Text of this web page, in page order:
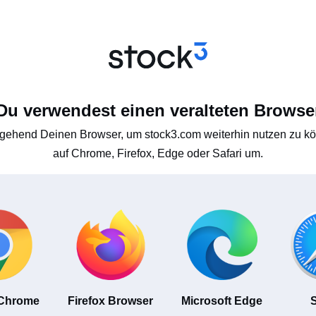
verwendest einen veralteten
Deinen Browser, um stock3.com weiterhin nutzen zu
auf Chrome, Firefox, Edge oder Safari um.
Firefox Browser Microsoft Edge